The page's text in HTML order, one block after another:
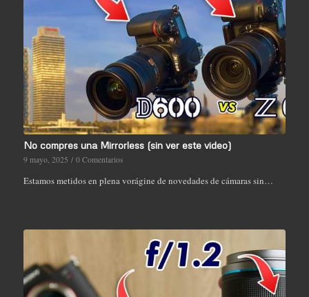
No compres una Mirrorless (sin ver este video)
9 mayo, 2025 / 0 Comentarios
Estamos metidos en plena vorágine de novedades de cámaras sin…